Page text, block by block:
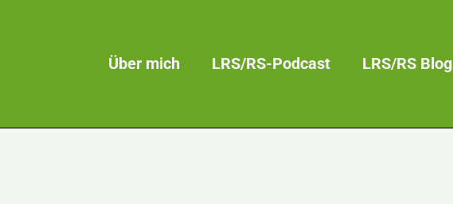
Über mich LRS/RS-Podcast LRS/RS Blog